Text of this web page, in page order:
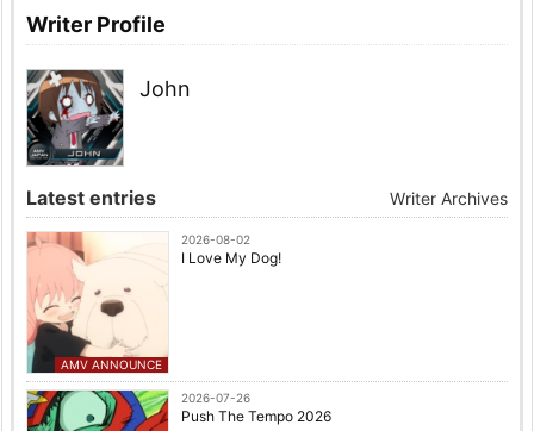
Writer Profile
John
Latest entries Writer Archives
AMV ANNOUNCE
2026-08-02
I Love My Dog!
2026-07-26
Push The Tempo 2026